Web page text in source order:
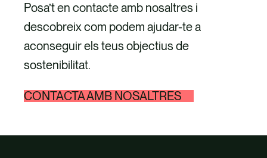
Posa’t en contacte amb nosaltres i
descobreix com podem ajudar-te a
aconseguir els teus objectius de
sostenibilitat.
CONTACTA AMB NOSALTRES